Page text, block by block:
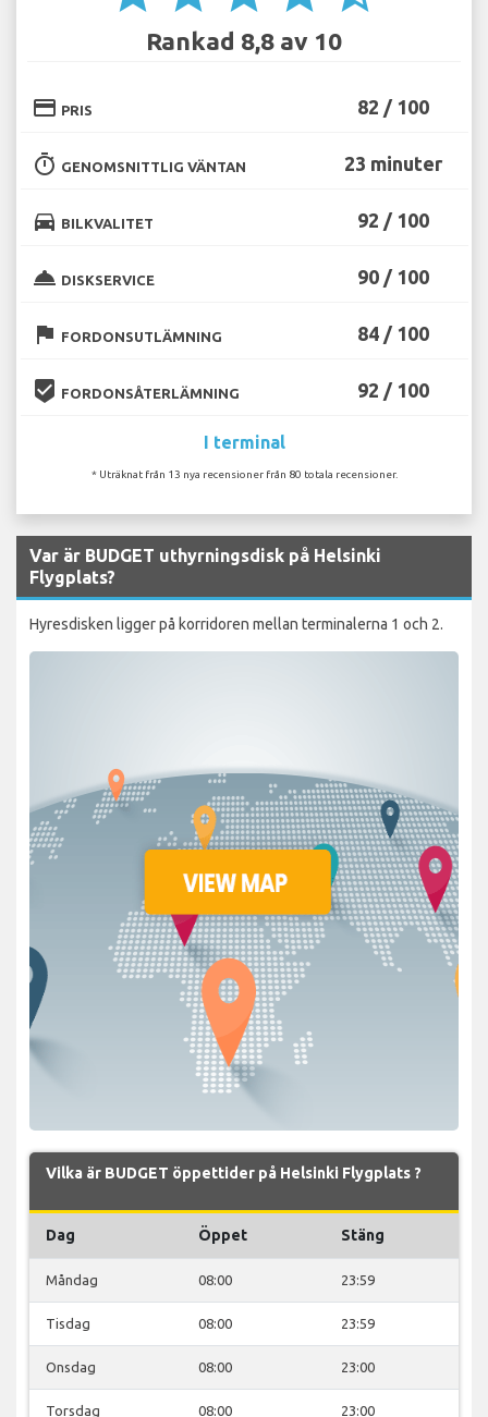
Rankad 8,8 av 10
credit_card PRIS 82 / 100
timer GENOMSNITTLIG VÄNTAN 23 minuter
directions_car BILKVALITET 92 / 100
room_service DISKSERVICE 90 / 100
flag FORDONSUTLÄMNING 84 / 100
beenhere FORDONSÅTERLÄMNING 92 / 100
I terminal
* Uträknat från 13 nya recensioner från 80 totala recensioner.
Var är BUDGET uthyrningsdisk på Helsinki
Flygplats?
Hyresdisken ligger på korridoren mellan terminalerna 1 och 2.
Vilka är BUDGET öppettider på Helsinki Flygplats ?
Dag Öppet Stäng
Måndag 08:00 23:59
Tisdag 08:00 23:59
Onsdag 08:00 23:00
Torsdag 08:00 23:00